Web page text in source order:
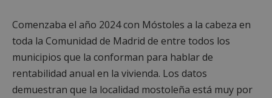
Comenzaba el año 2024 con Móstoles a la cabeza en
toda la Comunidad de Madrid de entre todos los
municipios que la conforman para hablar de
rentabilidad anual en la vivienda. Los datos
demuestran que la localidad mostoleña está muy por